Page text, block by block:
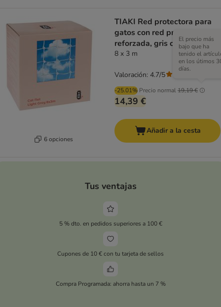
6 opciones
TIAKI Red protectora para
gatos con red protectora
reforzada, gris claro
8 x 3 m
-25.01% Precio normal19,19 €
El precio más
bajo que ha
tenido el
en los útimos
días.
14,39 €
Valoración: 4.7/5
Añadir a la cesta
Tus ventajas
5 % dto. en pedidos superiores a 100 €
Cupones de 10 € con tu tarjeta de sellos
Compra Programada: ahorra hasta un 7 %